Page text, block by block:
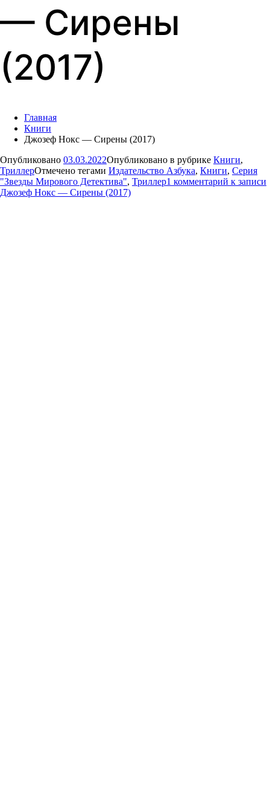
— Сирены
(2017)
Главная
Книги
Джозеф Нокс — Сирены (2017)
Опубликовано 03.03.2022Опубликовано в рубрике Книги,
ТриллерОтмечено тегами Издательство Азбука, Книги, Серия
"Звезды Мирового Детектива", Триллер1 комментарий к записи
Джозеф Нокс — Сирены (2017)